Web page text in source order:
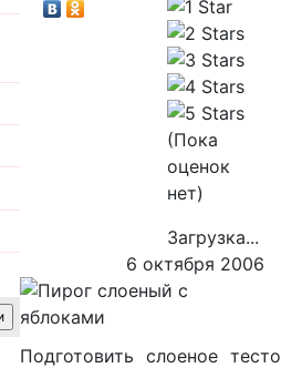
(Пока
оценок
нет)
Загрузка...
6 октября 2006
Подготовить слоеное тесто